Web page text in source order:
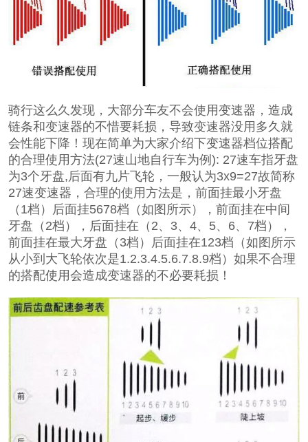
骑行这么久发现，大部分车友不会使用变速器，造成
链条和变速器的不惜要耗损，导致变速器没用多久就
会性能下降！现在简单为大家介绍下变速器档位搭配
的合理使用方法(27速山地自行车为例): 27速车指牙盘
为3个牙盘,后面有九片飞轮，一般认为3x9=27故简称
27速变速器，合理的使用方法是，前面挂最小牙盘
（1档）后面挂5678档（如图所示），前面挂在中间
牙盘（2档），后面挂在（2、3、4、5、6、7档），
前面挂在最大牙盘（3档）后面挂在123档（如图所示
从小到大飞轮依次是1.2.3.4.5.6.7.8.9档）如果不合理
的搭配使用会造成变速器的不必要耗损！